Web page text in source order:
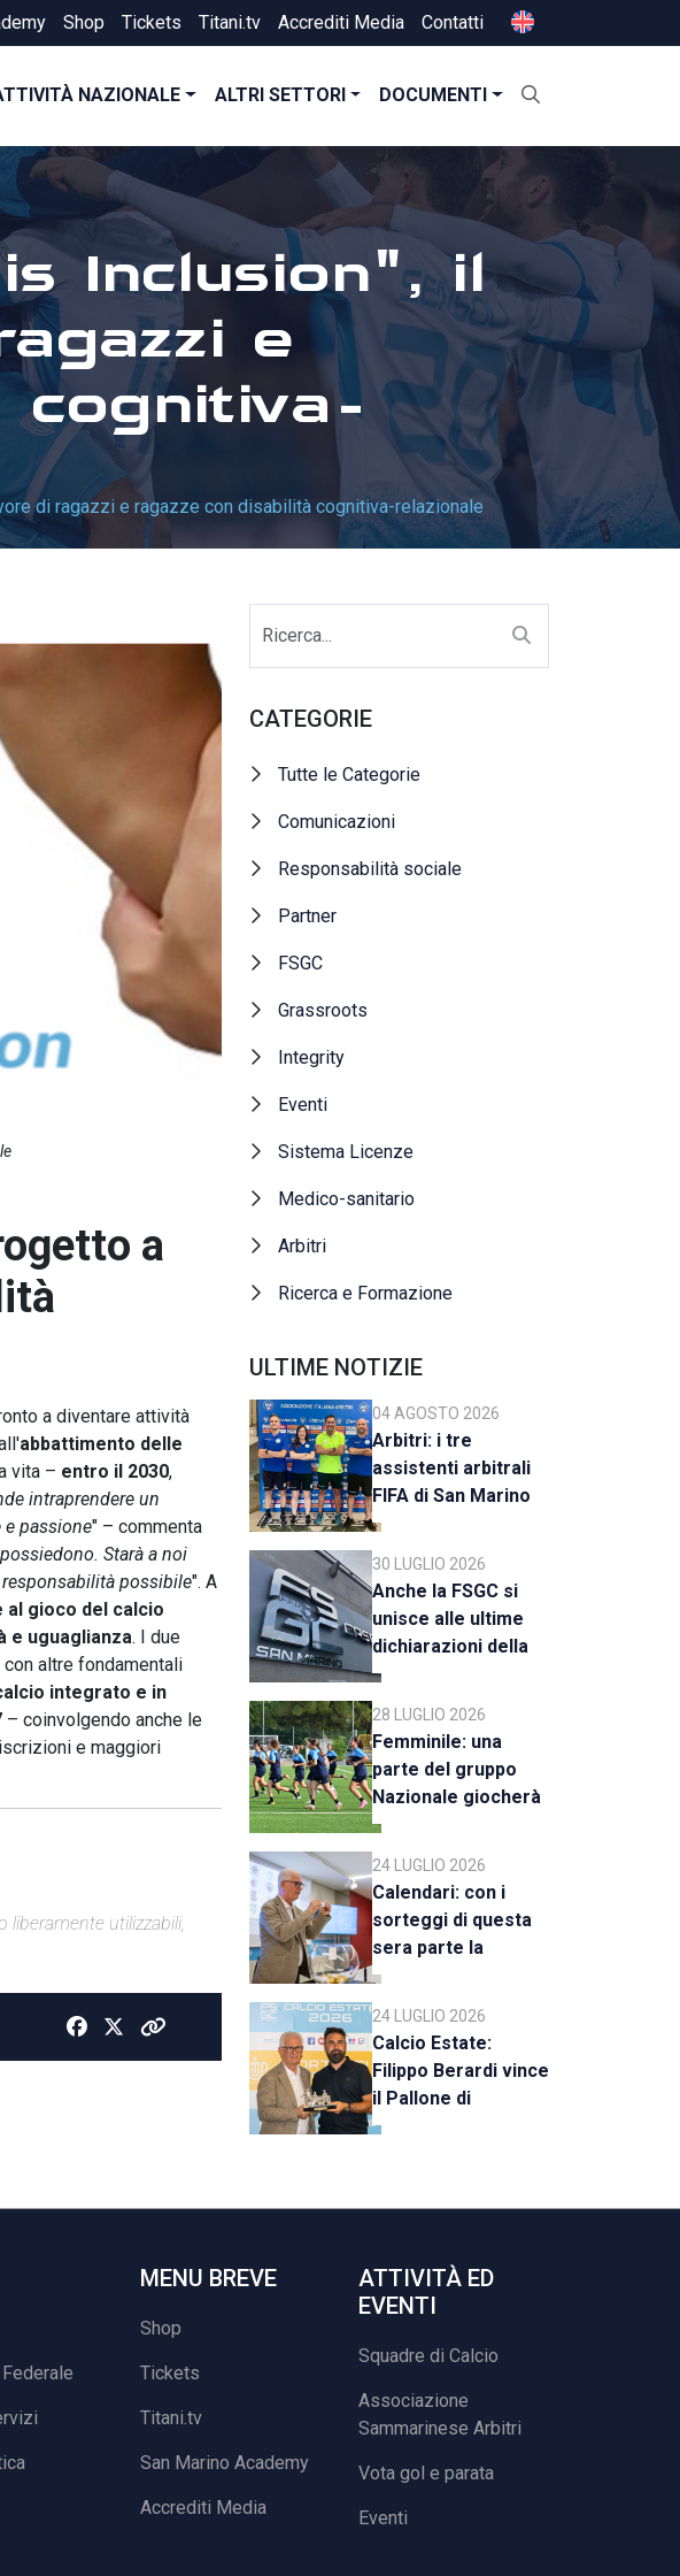
Shop Tickets Titani.tv Accrediti Media Contatti
NAZIONALE ALTRI SETTORI DOCUMENTI
Inclusion", il
e
cognitiva-
di ragazzi e ragazze con disabilità cognitiva-relazionale
a
a diventare attività
abbattimento delle
vita – entro il 2030,
intraprendere un
e passione" – commenta
Starà a noi
possibile". A
al gioco del calcio
e uguaglianza. I due
altre fondamentali
integrato e in
– coinvolgendo anche le
e maggiori
utilizzabili,
CATEGORIE
Tutte le Categorie
Comunicazioni
Responsabilità sociale
Partner
FSGC
Grassroots
Integrity
Eventi
Sistema Licenze
Medico-sanitario
Arbitri
Ricerca e Formazione
ULTIME NOTIZIE
04 AGOSTO 2026
Arbitri: i tre
assistenti arbitrali
FIFA di San Marino
al raduno della CAN
C
30 LUGLIO 2026
Anche la FSGC si
unisce alle ultime
dichiarazioni della
UEFA
28 LUGLIO 2026
Femminile: una
parte del gruppo
Nazionale giocherà
a Rimini
24 LUGLIO 2026
Calendari: con i
sorteggi di questa
sera parte la
stagione 2026-27
24 LUGLIO 2026
Calcio Estate:
Filippo Berardi vince
il Pallone di
Cristallo, al Tre Fiori
MENU BREVE
Shop
Tickets
Titani.tv
San Marino Academy
Accrediti Media
ATTIVITÀ ED
EVENTI
Squadre di Calcio
Associazione
Sammarinese Arbitri
Vota gol e parata
Eventi